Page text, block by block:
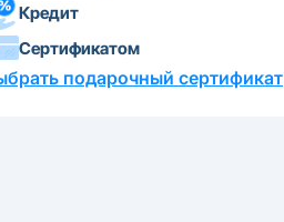
Кредит
Сертификатом
подарочный сертификат